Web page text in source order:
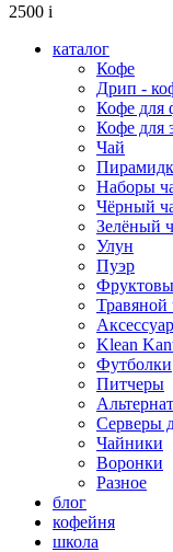
2500 i
каталог
Кофе
Дрип -
Кофе для
Кофе для
Чай
Наборы
Чёрный
Зелёный
Улун
Пуэр
Травяной
Klean
Футболки
Питчеры
Серверы
Чайники
Воронки
Разное
блог
кофейня
школа